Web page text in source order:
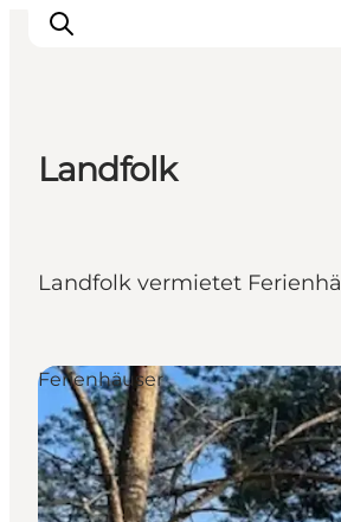
Events
Reise planen
Landfolk
Landfolk vermietet
Ferienhäuser